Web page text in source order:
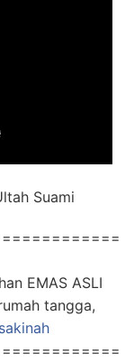
Suami
EMAS ASLI
tangga,